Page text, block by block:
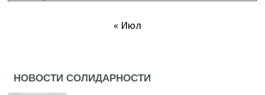
« Июл
НОВОСТИ СОЛИДАРНОСТИ